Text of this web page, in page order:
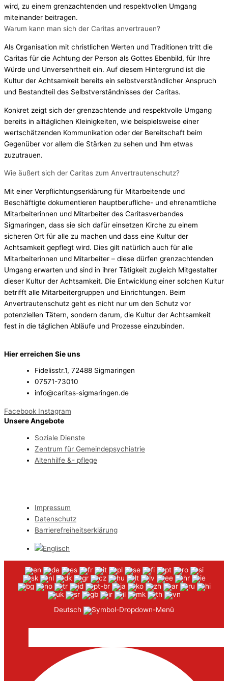
wird, zu einem grenzachtenden und respektvollen Umgang
miteinander beitragen.
Warum kann man sich der Caritas anvertrauen?
Als Organisation mit christlichen Werten und Traditionen tritt die
Caritas für die Achtung der Person als Gottes Ebenbild, für Ihre
Würde und Unversehrtheit ein. Auf diesem Hintergrund ist die
Kultur der Achtsamkeit bereits ein selbstverständlicher Anspruch
und Bestandteil des Selbstverständnisses der Caritas.
Konkret zeigt sich der grenzachtende und respektvolle Umgang
bereits in alltäglichen Kleinigkeiten, wie beispielsweise einer
wertschätzenden Kommunikation oder der Bereitschaft beim
Gegenüber vor allem die Stärken zu sehen und ihm etwas
zuzutrauen.
Wie äußert sich der Caritas zum Anvertrautenschutz?
Mit einer Verpflichtungserklärung für Mitarbeitende und
Beschäftigte dokumentieren hauptberufliche- und ehrenamtliche
Mitarbeiterinnen und Mitarbeiter des Caritasverbandes
Sigmaringen, dass sie sich dafür einsetzen Kirche zu einem
sicheren Ort für alle zu machen und dass eine Kultur der
Achtsamkeit gepflegt wird. Dies gilt natürlich auch für alle
Mitarbeiterinnen und Mitarbeiter – diese dürfen grenzachtenden
Umgang erwarten und sind in ihrer Tätigkeit zugleich Mitgestalter
dieser Kultur der Achtsamkeit. Die Entwicklung einer solchen Kultur
betrifft alle Mitarbeitergruppen und Einrichtungen. Beim
Anvertrautenschutz geht es nicht nur um den Schutz vor
potenziellen Tätern, sondern darum, die Kultur der Achtsamkeit
fest in die täglichen Abläufe und Prozesse einzubinden.
Hier erreichen Sie uns
Fidelisstr.1, 72488 Sigmaringen
07571-73010
info@caritas-sigmaringen.de
Facebook Instagram
Unsere Angebote
Soziale Dienste
Zentrum für Gemeindepsychiatrie
Altenhilfe &- pflege
Impressum
Datenschutz
Barrierefreiheitserklärung
Deutsch